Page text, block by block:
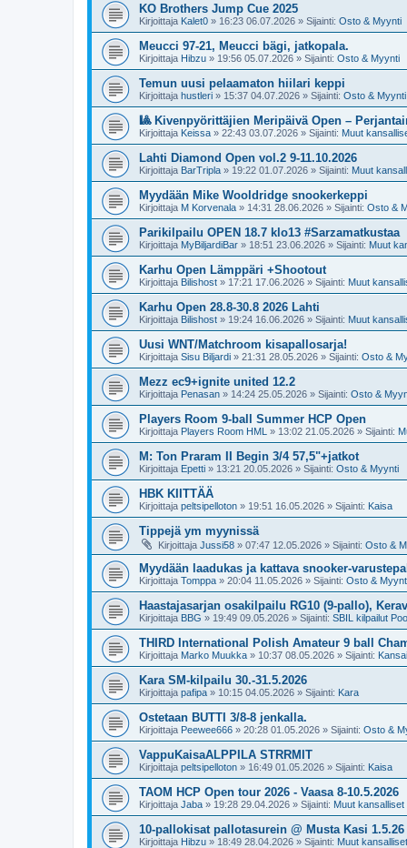
KO Brothers Jump Cue 2025
Kirjoittaja Kalet0 » 16:23 06.07.2026 » Sijainti: Osto & Myynti
Meucci 97-21, Meucci bägi, jatkopala.
Kirjoittaja Hibzu » 19:56 05.07.2026 » Sijainti: Osto & Myynti
Temun uusi pelaamaton hiilari keppi
Kirjoittaja hustleri » 15:37 04.07.2026 » Sijainti: Osto & Myynti
🎱 Kivenpyörittäjien Meripäivä Open –
Kirjoittaja Keissa » 22:43 03.07.2026 » Sijainti: Muut
Lahti Diamond Open vol.2 9-11.10.2026
Kirjoittaja BarTripla » 19:22 01.07.2026 » Sijainti: Muut
Myydään Mike Wooldridge snookerkeppi
Kirjoittaja M Korvenala » 14:31 28.06.2026 » Sijainti: Osto &
Parikilpailu OPEN 18.7 klo13 #Sarzamatkustaa
Kirjoittaja MyBiljardiBar » 18:51 23.06.2026 » Sijainti: Muut
Karhu Open Lämppäri +Shootout
Kirjoittaja Bilishost » 17:21 17.06.2026 » Sijainti: Muut
Karhu Open 28.8-30.8 2026 Lahti
Kirjoittaja Bilishost » 19:24 16.06.2026 » Sijainti: Muut
Uusi WNT/Matchroom kisapallosarja!
Kirjoittaja Sisu Biljardi » 21:31 28.05.2026 » Sijainti: Osto &
Mezz ec9+ignite united 12.2
Kirjoittaja Penasan » 14:24 25.05.2026 » Sijainti: Osto &
Players Room 9-ball Summer HCP Open
Kirjoittaja Players Room HML » 13:02 21.05.2026 » Sijainti:
M: Ton Praram II Begin 3/4 57,5"+jatkot
Kirjoittaja Epetti » 13:21 20.05.2026 » Sijainti: Osto & Myynti
HBK KIITTÄÄ
Kirjoittaja peltsipelloton » 19:51 16.05.2026 » Sijainti: Kaisa
Tippejä ym myynissä
Kirjoittaja Jussi58 » 07:47 12.05.2026 » Sijainti: Osto &
Myydään laadukas ja kattava snooker-
Kirjoittaja Tomppa » 20:04 11.05.2026 » Sijainti: Osto &
Haastajasarjan osakilpailu RG10 (9-pallo),
Kirjoittaja BBG » 19:49 09.05.2026 » Sijainti: SBIL kilpailut
THIRD International Polish Amateur 9 ball
Kirjoittaja Marko Muukka » 10:37 08.05.2026 » Sijainti:
Kara SM-kilpailu 30.-31.5.2026
Kirjoittaja pafipa » 10:15 04.05.2026 » Sijainti: Kara
Ostetaan BUTTI 3/8-8 jenkalla.
Kirjoittaja Peewee666 » 20:28 01.05.2026 » Sijainti: Osto &
VappuKaisaALPPILA STRRMIT
Kirjoittaja peltsipelloton » 16:49 01.05.2026 » Sijainti: Kaisa
TAOM HCP Open tour 2026 - Vaasa 8-10.5.2026
Kirjoittaja Jaba » 19:28 29.04.2026 » Sijainti: Muut kansalliset
10-pallokisat pallotasurein @ Musta Kasi 1.5.26
Kirjoittaja Hibzu » 18:49 28.04.2026 » Sijainti: Muut